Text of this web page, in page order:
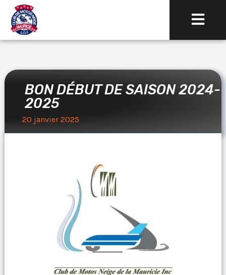
BON DÉBUT DE SAISON 2024-
2025
20 janvier 2025